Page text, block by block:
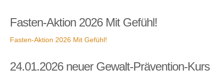
Fasten-Aktion 2026 Mit Gefühl!
Fasten-Aktion 2026 Mit Gefühl!
24.01.2026 neuer Gewalt-Prävention-Kurs